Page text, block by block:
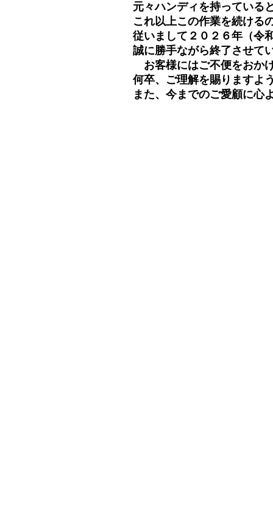
元々ハンディを持っている
これ以上この作業を続ける
従いまして２０２６年（令
誠に勝手ながら終了させて
お客様にはご不便をおか
何卒、ご理解を賜りますよ
また、今までのご愛顧に心